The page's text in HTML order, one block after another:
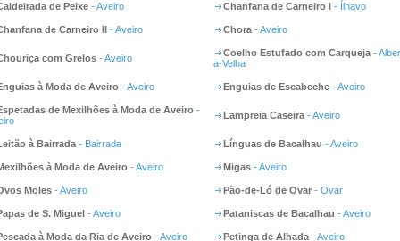
de Peixe - Aveiro Chanfana de Carneiro I - Ílhavo
de Carneiro II - Aveiro Chora - Aveiro
com Grelos - Aveiro Coelho Estufado com Carqueja -
a-Velha
à Moda de Aveiro - Aveiro Enguias de Escabeche - Aveiro
de Mexilhões à Moda de Aveiro -
Lampreia Caseira - Aveiro
à Bairrada - Bairrada Línguas de Bacalhau - Aveiro
à Moda de Aveiro - Aveiro Migas - Aveiro
Moles - Aveiro Pão-de-Ló de Ovar - Ovar
de S. Miguel - Aveiro Pataniscas de Bacalhau - Aveiro
à Moda da Ria de Aveiro - Aveiro Petinga de Alhada - Aveiro